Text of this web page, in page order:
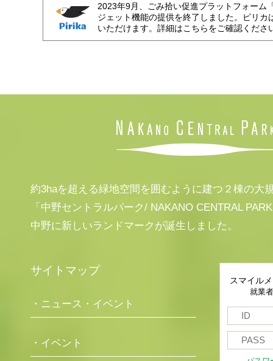
2023年9月、ごみ拾い促進プラットフォーム
ジェット機能の提供を終了しました。ピリカ
いただけます。詳細はこちらをご確認くださ
約3haを超える緑地空間を囲むように建つ２棟の大
「中野セントラルパーク/ NAKANO CENTRAL
中野に新しいランドマークが誕生しました。
サイトマップ
・ニュース・イベント
・イベント
スマイル
就業